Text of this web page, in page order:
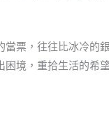
票，往往比冰冷的
境，重拾生活的希